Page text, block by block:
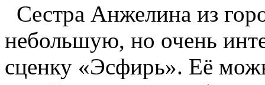
Сестра Анжелина из
небольшую, но очень
сценку «Эсфирь». Её